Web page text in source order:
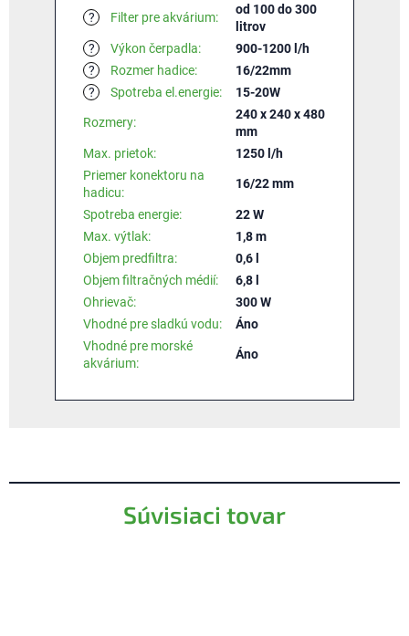
Súvisiaci tovar
? Filter pre akvárium:
od 100 do 300
litrov
?
Výkon čerpadla:
900-1200 l/h
?
Rozmer hadice:
16/22mm
?
Spotreba el.energie: 15-20W
Rozmery:
240 x 240 x 480
mm
Max. prietok:
1250 l/h
Priemer konektoru na
hadicu:
16/22 mm
Spotreba energie:
22 W
Max. výtlak:
1,8 m
Objem predfiltra:
0,6 l
Objem filtračných médií:
6,8 l
Ohrievač:
300 W
Vhodné pre sladkú vodu:
Áno
Vhodné pre morské
akvárium:
Áno